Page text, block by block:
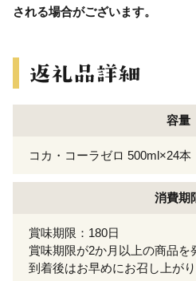
される場合がございます。
容量
コカ・コーラゼロ 500ml×24本
消費期
賞味期限：180日
賞味期限が2か月以上の商品を
到着後はお早めにお召し上がり